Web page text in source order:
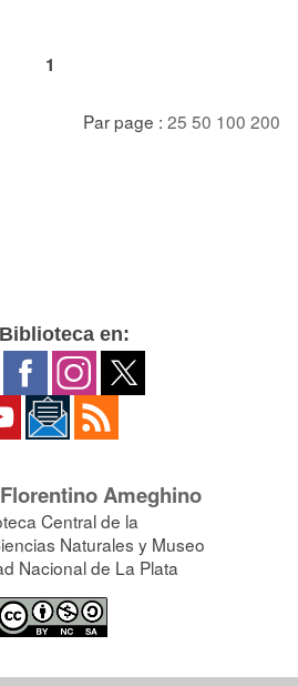
1
Par page : 25 50 100 200
en:
Ameghino
Central de la
Naturales y Museo
Nacional de La Plata